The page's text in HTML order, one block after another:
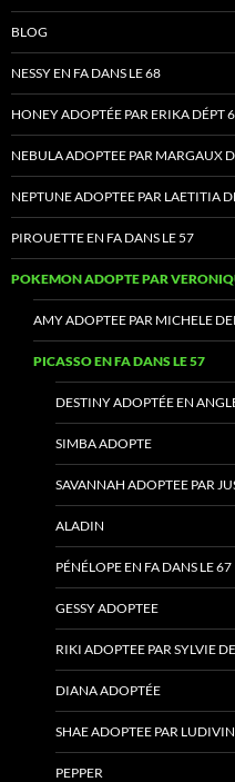
BLOG
NESSY EN FA DANS LE 68
HONEY ADOPTÉE PAR ERIKA DÉPT
NEBULA ADOPTEE PAR MARGAUX
NEPTUNE ADOPTEE PAR LAETITIA
PIROUETTE EN FA DANS LE 57
POKEMON ADOPTE PAR
AMY ADOPTEE PAR MICHELE
PICASSO EN FA DANS LE 57
DESTINY ADOPTÉE EN
SIMBA ADOPTE
SAVANNAH ADOPTEE PAR
ALADIN
PÉNÉLOPE EN FA DANS LE 67
GESSY ADOPTEE
RIKI ADOPTEE PAR SYLVIE
DIANA ADOPTÉE
SHAE ADOPTEE PAR
PEPPER